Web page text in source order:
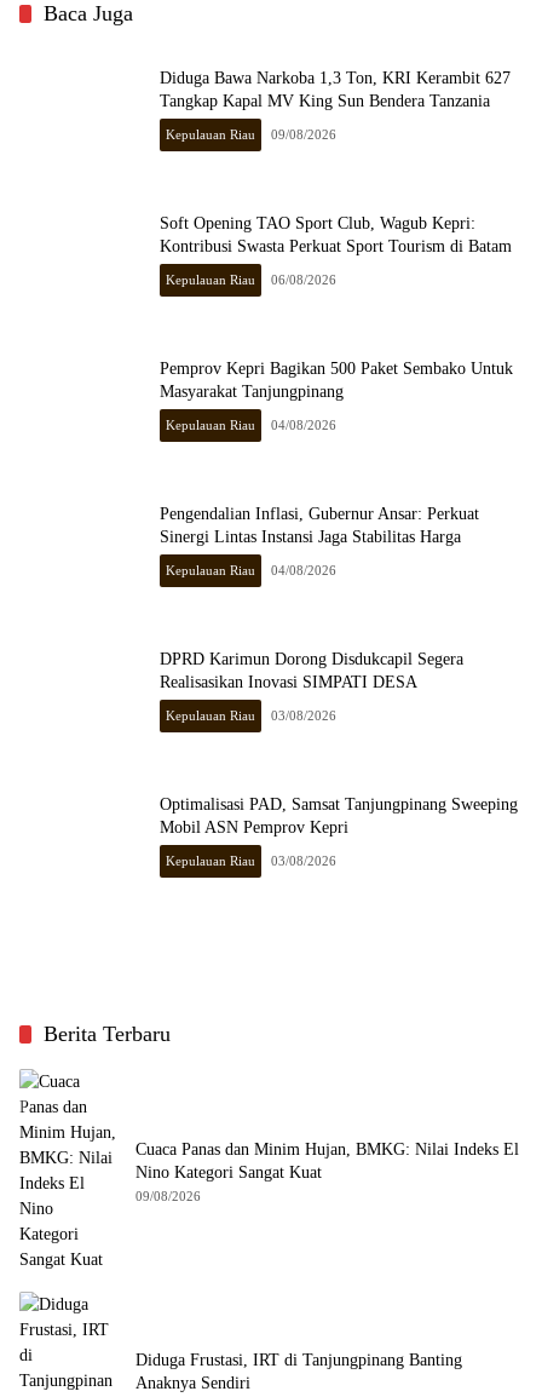
Baca Juga
Diduga Bawa Narkoba 1,3 Ton, KRI Kerambit 627
Tangkap Kapal MV King Sun Bendera Tanzania
Kepulauan Riau 09/08/2026
Soft Opening TAO Sport Club, Wagub Kepri:
Kontribusi Swasta Perkuat Sport Tourism di Batam
Kepulauan Riau 06/08/2026
Pemprov Kepri Bagikan 500 Paket Sembako Untuk
Masyarakat Tanjungpinang
Kepulauan Riau 04/08/2026
Pengendalian Inflasi, Gubernur Ansar: Perkuat
Sinergi Lintas Instansi Jaga Stabilitas Harga
Kepulauan Riau 04/08/2026
DPRD Karimun Dorong Disdukcapil Segera
Realisasikan Inovasi SIMPATI DESA
Kepulauan Riau 03/08/2026
Optimalisasi PAD, Samsat Tanjungpinang Sweeping
Mobil ASN Pemprov Kepri
Kepulauan Riau 03/08/2026
Berita Terbaru
Cuaca Panas dan Minim Hujan, BMKG: Nilai Indeks El
Nino Kategori Sangat Kuat
09/08/2026
Diduga Frustasi, IRT di Tanjungpinang Banting
Anaknya Sendiri